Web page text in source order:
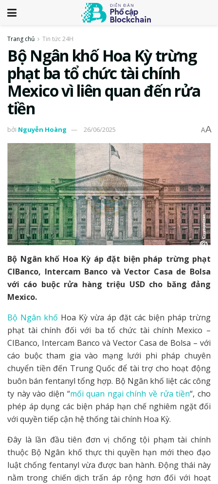
Trang chủ Tin tức 24H
Bộ Ngân khố Hoa Kỳ trừng
phạt ba tổ chức tài chính
Mexico vì liên quan đến rửa
tiền
bởi Nguyễn Hoàng 26/06/2025 AA
Bộ Ngân khố Hoa Kỳ áp đặt biện pháp trừng phạt
CIBanco, Intercam Banco và Vector Casa de Bolsa
với cáo buộc rửa hàng triệu USD cho băng đảng
Mexico.
Bộ Ngân khố Hoa Kỳ vừa áp đặt các biện pháp trừng
phạt tài chính đối với ba tổ chức tài chính Mexico –
CIBanco, Intercam Banco và Vector Casa de Bolsa – với
cáo buộc tham gia vào mạng lưới phi pháp chuyên
chuyển tiền đến Trung Quốc để tài trợ cho hoạt động
buôn bán fentanyl tổng hợp. Bộ Ngân khố liệt các công
ty này vào diện “mối quan ngại chính về rửa tiền“, cho
phép áp dụng các biện pháp hạn chế nghiêm ngặt đối
với quyền tiếp cận hệ thống tài chính Hoa Kỳ.
Đây là lần đầu tiên đơn vị chống tội phạm tài chính
thuộc Bộ Ngân khố thực thi quyền hạn mới theo đạo
luật chống fentanyl vừa được ban hành. Động thái này
nằm trong chiến dịch trấn áp rộng hơn đối với hoạt